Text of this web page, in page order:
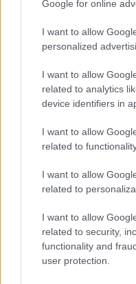
Google for online
I want to allow
personalized
I want to allow
related to analytics
device identifiers in
I want to allow
related to
I want to allow
related to
I want to allow
related to security,
functionality and
user protection.
versenyételt. Az
nap lefőzik a két
között, azaz pontos…
Tyúkhúsleves
cukrászlány,
lett világbajnok.
világevő•2014. november 29.
Elég furcsa képre
napokban. Maga a
furcsa, csak akkor,
készült rajta, még a
lány ezzel lett
hogy ki is ő, és mit is